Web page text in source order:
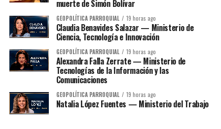
muerte de Simón Bolívar
GEOPOLÍTICA PARROQUIAL 19 horas ago
Claudia Benavides Salazar — Ministerio de
Ciencia, Tecnología e Innovación
GEOPOLÍTICA PARROQUIAL 19 horas ago
Alexandra Falla Zerrate — Ministerio de
Tecnologías de la Información y las
Comunicaciones
GEOPOLÍTICA PARROQUIAL 19 horas ago
Natalia López Fuentes — Ministerio del Trabajo